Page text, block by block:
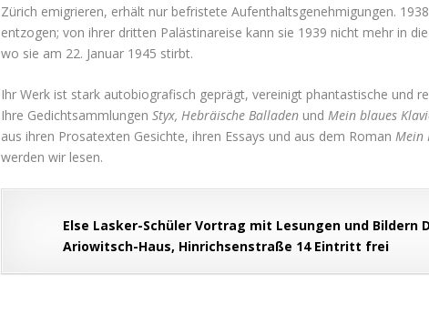
Zürich emigrieren, erhält nur befristete Aufenthaltsgenehmigungen.
entzogen; von ihrer dritten Palästinareise kann sie 1939 nicht mehr in
wo sie am 22. Januar 1945 stirbt.
Ihr Werk ist stark autobiografisch geprägt, vereinigt phantastische und
Ihre Gedichtsammlungen Styx, Hebräische Balladenund Mein blaues
aus ihren Prosatexten Gesichte, ihren Essays und aus dem Roman Mein
werden wir lesen.
Else Lasker-Schüler Vortrag mit Lesungen und Bildern
Ariowitsch-Haus, Hinrichsenstraße 14 Eintritt frei